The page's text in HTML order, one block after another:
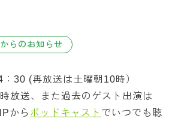
らのお知らせ
：30 (再放送は土曜朝10時）
放送、また過去のゲスト出演は
から ポッドキャスト でいつでも聴